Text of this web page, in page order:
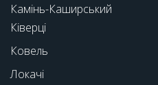
Камінь-Каширський
Ківерці
Ковель
Локачі